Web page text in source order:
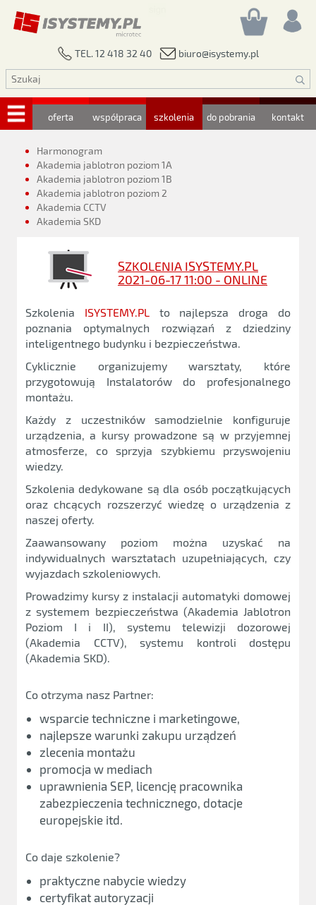
TEL. 12 418 32 40 biuro@isystemy.pl
oferta współpraca szkolenia do pobrania kontakt
Harmonogram
Akademia jablotron poziom 1A
Akademia jablotron poziom 1B
Akademia jablotron poziom 2
Akademia CCTV
Akademia SKD
SZKOLENIA ISYSTEMY.PL
2021-06-17 11:00 - ONLINE
Szkolenia ISYSTEMY.PLto najlepsza droga do
poznania optymalnych rozwiązań z dziedziny
inteligentnego budynku i bezpieczeństwa.
Cyklicznie organizujemy warsztaty, które
przygotowują Instalatorów do profesjonalnego
montażu.
Każdy z uczestników samodzielnie konfiguruje
urządzenia, a kursy prowadzone są w przyjemnej
atmosferze, co sprzyja szybkiemu przyswojeniu
wiedzy.
Szkolenia dedykowane są dla osób początkujących
oraz chcących rozszerzyć wiedzę o urządzenia z
naszej oferty.
Zaawansowany poziom można uzyskać na
indywidualnych warsztatach uzupełniających, czy
wyjazdach szkoleniowych.
Prowadzimy kursy z instalacji automatyki domowej
z systemem bezpieczeństwa (Akademia Jablotron
Poziom I i II), systemu telewizji dozorowej
(Akademia CCTV), systemu kontroli dostępu
(Akademia SKD).
Co otrzyma nasz Partner:
wsparcie techniczne i marketingowe,
najlepsze warunki zakupu urządzeń
zlecenia montażu
promocja w mediach
uprawnienia SEP, licencję pracownika
zabezpieczenia technicznego, dotacje
europejskie itd.
Co daje szkolenie?
praktyczne nabycie wiedzy
certyfikat autoryzacji